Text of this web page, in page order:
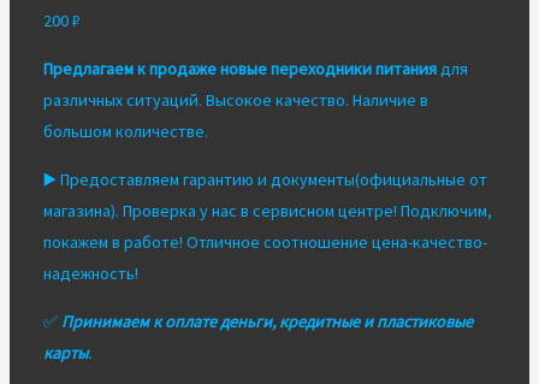
200₽
Предлагаем к продаже новые переходники питаниядля
различных ситуаций. Высокое качество. Наличие в
большом количестве.
▶️ Предоставляем гарантию и документы(официальные от
магазина). Проверка у нас в сервисном центре! Подключим,
покажем в работе! Отличное соотношение цена-качество-
надежность!
✅ Принимаем к оплате деньги, кредитные и пластиковые
карты.